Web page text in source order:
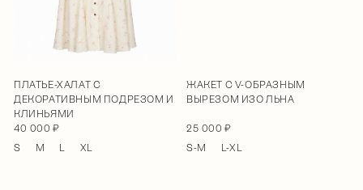
ПЛАТЬЕ-ХАЛАТ С
ДЕКОРАТИВНЫМ ПОДРЕЗОМ И
КЛИНЬЯМИ
40 000 ₽
S
M L XL
ЖАКЕТ С V-ОБРАЗНЫМ
ВЫРЕЗОМ ИЗО ЛЬНА
25 000 ₽
S-M
L-XL